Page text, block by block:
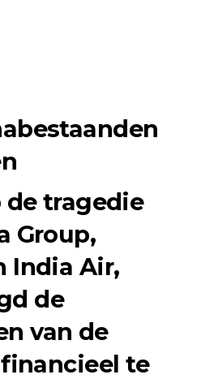
de tragedie
Group,
India Air,
de
van de
financieel te